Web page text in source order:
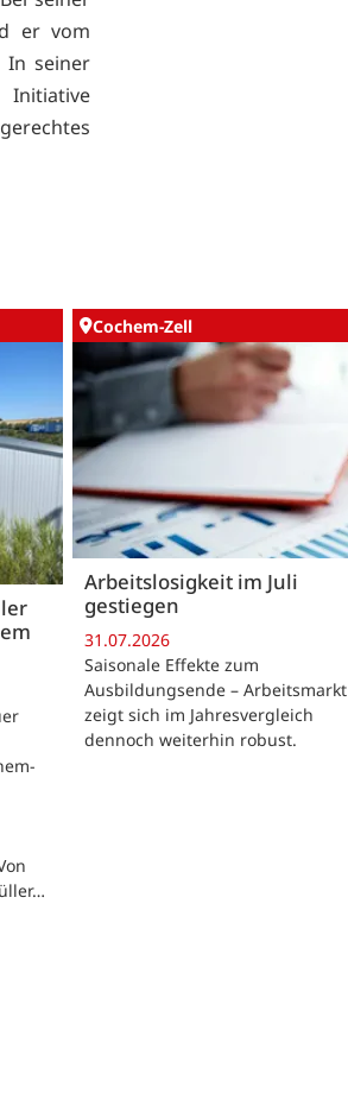
er vom
In seiner
Cochem-Zell
Arbeitslosigkeit im Juli
gestiegen
31.07.2026
Saisonale Effekte zum
Ausbildungsende – Arbeitsmarkt
zeigt sich im Jahresvergleich
dennoch weiterhin robust.